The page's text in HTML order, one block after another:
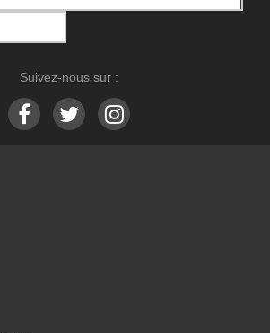
Suivez-nous sur :